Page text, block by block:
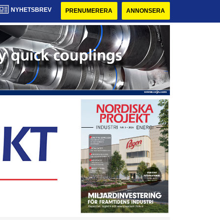
NYHETSBREV PRENUMERERA ANNONSERA